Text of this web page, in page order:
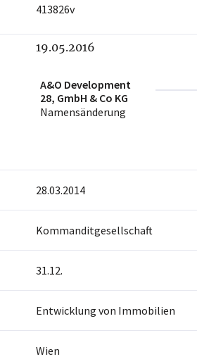
413826v
19.05.2016
A&O Development
28, GmbH & Co KG
Namensänderung
28.03.2014
Kommanditgesellschaft
31.12.
Entwicklung von Immobilien
Wien